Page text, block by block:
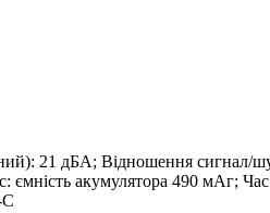
21 дБА; Відношення сигнал/
акумулятора 490 мАг; Час